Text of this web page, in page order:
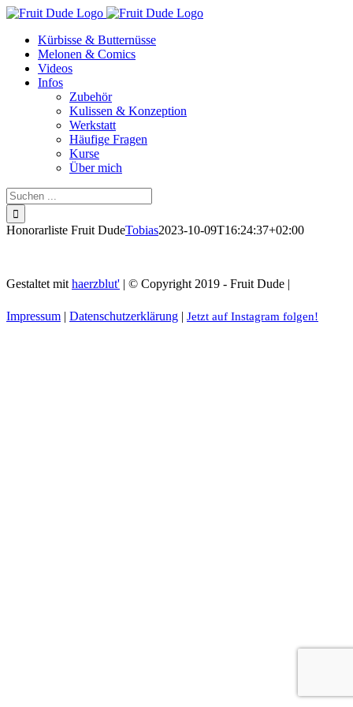
Skip
contentKürbisse & Butternüsse
Melonen & Comics
Videos
Infos
Zubehör
Kulissen & Konzeption
Werkstatt
Häufige Fragen
Kurse
Über mich
Suche
nach:
Honorarliste Fruit DudeTobias2023-10-09T16:24:37+02:00
Gestaltet mit haerzblut' | © Copyright 2019 - Fruit Dude |
Impressum | Datenschutzerklärung | Jetzt auf Instagram folgen!